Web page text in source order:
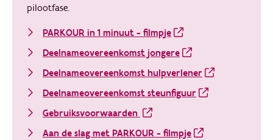
pilootfase.
PARKOUR in 1 minuut - filmpje
Deelnameovereenkomst jongere
Deelnameovereenkomst hulpverlener
Deelnameovereenkomst steunfiguur
Gebruiksvoorwaarden
Aan de slag met PARKOUR - filmpje